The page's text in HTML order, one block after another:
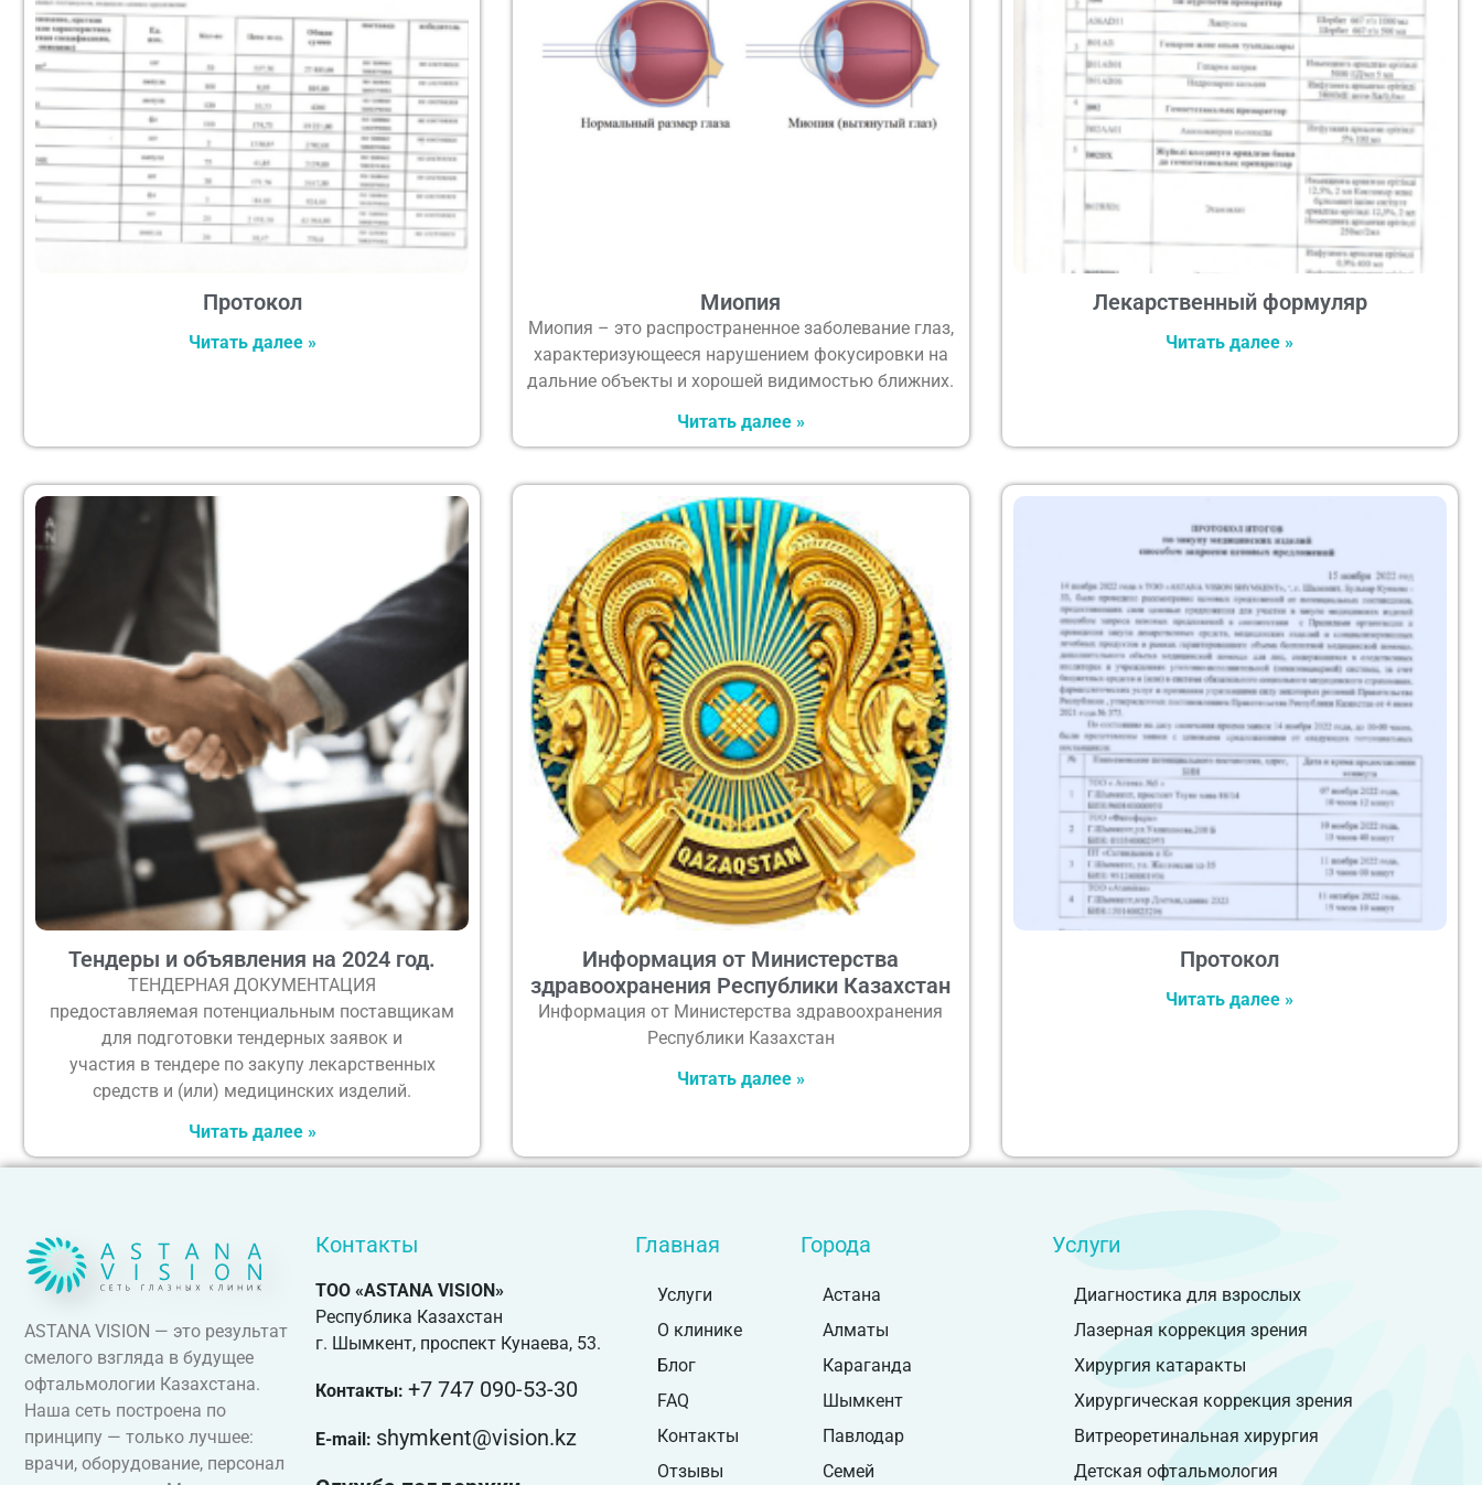
Протокол
Читать далее »
Миопия
Миопия – это распространенное заболевание глаз,
характеризующееся нарушением фокусировки на
дальние объекты и хорошей видимостью ближних.
Читать далее »
Лекарственный формуляр
Читать далее »
Тендеры и объявления на 2024 год.
ТЕНДЕРНАЯ ДОКУМЕНТАЦИЯ
предоставляемая потенциальным поставщикам
для подготовки тендерных заявок и
участия в тендере по закупу лекарственных
средств и (или) медицинских изделий.
Читать далее »
Информация от Министерства
здравоохранения Республики Казахстан
Информация от Министерства здравоохранения
Республики Казахстан
Читать далее »
Протокол
Читать далее »
ASTANA VISION — это результат
смелого взгляда в будущее
офтальмологии Казахстана.
Наша сеть построена по
принципу — только лучшее:
врачи, оборудование, персонал
Контакты
ТОО «ASTANA VISION»
Республика Казахстан
г. Шымкент, проспект Кунаева, 53.
Контакты: +7 747 090-53-30
E-mail: shymkent@vision.kz
Главная
Услуги
О клинике
Блог
FAQ
Контакты
Отзывы
Города
Астана
Алматы
Караганда
Шымкент
Павлодар
Семей
Услуги
Диагностика для взрослых
Лазерная коррекция зрения
Хирургия катаракты
Хирургическая коррекция зрения
Витреоретинальная хирургия
Детская офтальмология